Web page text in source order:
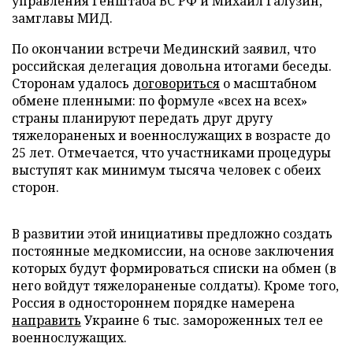
замглавы МИД.
По окончании встречи Мединский заявил, что
российская делегация довольна итогами беседы.
Сторонам удалось договориться о масштабном
обмене пленными: по формуле «всех на всех»
страны планируют передать друг другу
тяжелораненых и военнослужащих в возрасте до
25 лет. Отмечается, что участниками процедуры
выступят как минимум тысяча человек с обеих
сторон.
В развитии этой инициативы предложно создать
постоянные медкомиссии, на основе заключения
которых будут формироваться списки на обмен (в
него войдут тяжелораненые солдаты). Кроме того,
Россия в одностороннем порядке намерена
направить Украине 6 тыс. замороженных тел ее
военнослужащих.